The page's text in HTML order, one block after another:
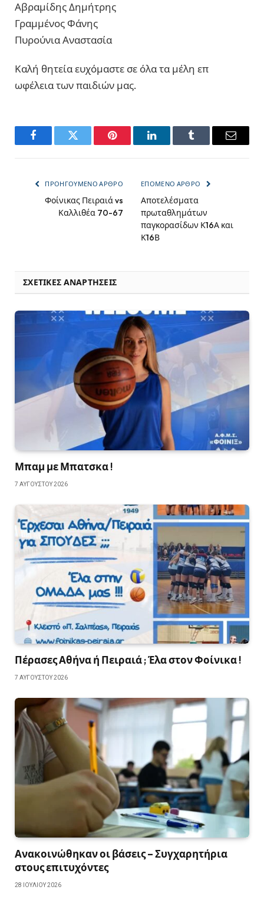
Αβραμίδης Δημήτρης
Γραμμένος Φάνης
Πυρούνια Αναστασία
Καλή θητεία ευχόμαστε σε όλα τα μέλη επ
ωφέλεια των παιδιών μας.
FacebookTwitter Pinterest LinkedInTumblr Email
ΠΡΟΗΓΟΎΜΕΝΟ ΆΡΘΡΟ
Φοίνικας Πειραιά vs
Καλλιθέα 70-67
ΕΠΌΜΕΝΟ ΆΡΘΡΟ
Αποτελέσματα
πρωταθλημάτων
παγκορασίδων Κ16Α και
Κ16Β
ΣΧΕΤΙΚΈΣ ΑΝΑΡΤΉΣΕΙΣ
Μπαμ με Μπατσκα !
7 ΑΥΓΟΎΣΤΟΥ 2026
Πέρασες Αθήνα ή Πειραιά ; Έλα στον Φοίνικα !
7 ΑΥΓΟΎΣΤΟΥ 2026
Ανακοινώθηκαν οι βάσεις – Συγχαρητήρια
στους επιτυχόντες
28 ΙΟΥΛΊΟΥ 2026